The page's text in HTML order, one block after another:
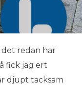
redan har
fick jag ert
djupt tacksam